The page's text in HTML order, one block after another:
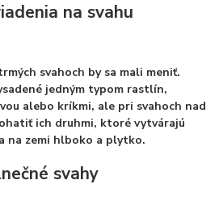
na svahu
svahoch by sa mali meniť.
jedným typom rastlín,
alebo kríkmi, ale pri svahoch nad
ich druhmi, ktoré vytvárajú
na zemi hlboko a plytko.
svahy